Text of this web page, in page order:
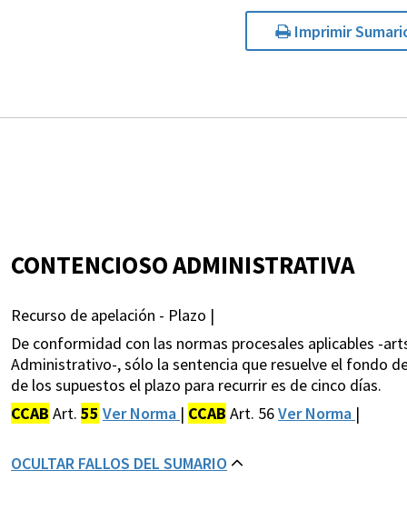
Imprimir
CONTENCIOSO ADMINISTRATIVA
Recurso de apelación - Plazo |
De conformidad con las normas procesales aplicables -
Administrativo-, sólo la sentencia que resuelve el fondo
de los supuestos el plazo para recurrir es de cinco días.
CCAB Art. 55 Ver Norma | CCAB Art. 56Ver Norma |
OCULTAR FALLOS DEL SUMARIO